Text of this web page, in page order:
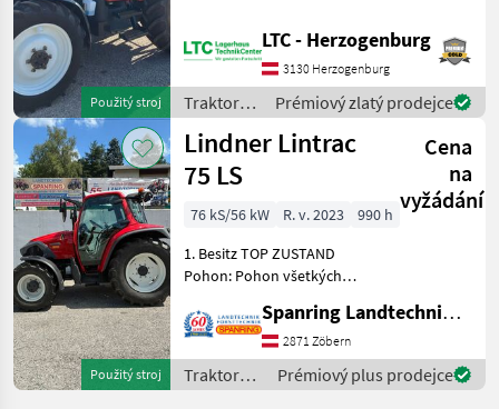
Použitý stroj
Teillastschaltgetriebe;
Name des Getriebes:
Schaltgetriebe;
Hydraulische Lenkung: Ja;
Oberlenker vorne: Ja;
Kreuzste
LTC - Herzogenburg
3130 Herzogenburg
Traktory /
Lindner
Prémiový zlatý prodejce
Použitý stroj
Lindner Lintrac
75 LS
Cena
na
vyžádání
76 kS/56 kW R. v. 2023
990 h
1. Besitz TOP ZUSTAND
Pohon: Pohon všetkých
zaťažovania , Stanovište
rušňovodiča: Vodičská
kabína, Vývodový hriadeľ
hnacieho hriadeľa: , Najvyšš
Spanring Landtechnik Gmbh
2871 Zöbern
Traktory /
Lindner
Prémiový plus prodejce